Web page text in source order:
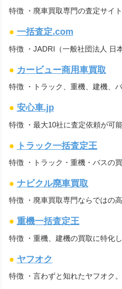
特徴 ・廃車買取専門の査定サイ
● 一括査定.com
特徴 ・JADRI（一般社団法人 日
● カービュー商用車買取
特徴 ・トラック、重機、建機、
● 安心車.jp
特徴 ・最大10社に査定依頼が可
● トラック一括査定王
特徴 ・トラック・重機・バスの
● ナビクル廃車買取
特徴 ・廃車買取専門ならではの
● 重機一括査定王
特徴 ・重機、建機の買取に特化
● ヤフオク
特徴 ・言わずと知れたヤフオク